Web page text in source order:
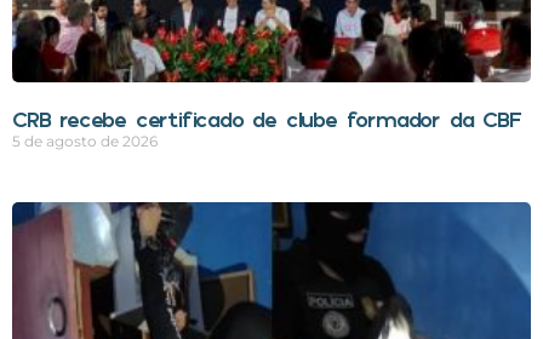
CRB recebe certificado de clube formador da CBF
5 de agosto de 2026